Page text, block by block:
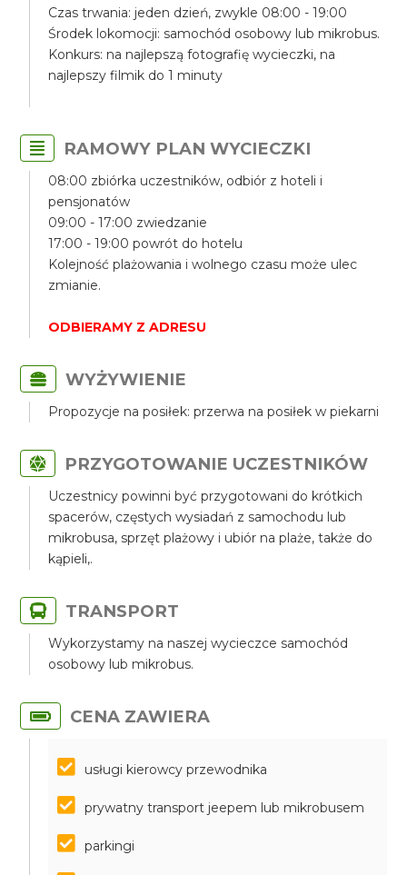
Czas trwania: jeden dzień, zwykle 08:00 - 19:00
Środek lokomocji: samochód osobowy lub mikrobus.
Konkurs: na najlepszą fotografię wycieczki, na
najlepszy filmik do 1 minuty
RAMOWY PLAN WYCIECZKI
08:00 zbiórka uczestników, odbiór z hoteli i
pensjonatów
09:00 - 17:00 zwiedzanie
17:00 - 19:00 powrót do hotelu
Kolejność plażowania i wolnego czasu może ulec
zmianie.
ODBIERAMY Z ADRESU
WYŻYWIENIE
Propozycje na posiłek: przerwa na posiłek w piekarni
PRZYGOTOWANIE UCZESTNIKÓW
Uczestnicy powinni być przygotowani do krótkich
spacerów, częstych wysiadań z samochodu lub
mikrobusa, sprzęt plażowy i ubiór na plaże, także do
kąpieli,.
TRANSPORT
Wykorzystamy na naszej wycieczce samochód
osobowy lub mikrobus.
CENA ZAWIERA
usługi kierowcy przewodnika
prywatny transport jeepem lub mikrobusem
parkingi